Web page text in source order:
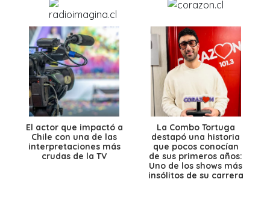
El actor que impactó a
Chile con una de las
interpretaciones más
crudas de la TV
La Combo Tortuga
destapó una historia
que pocos conocían
de sus primeros años:
Uno de los shows más
insólitos de su carrera